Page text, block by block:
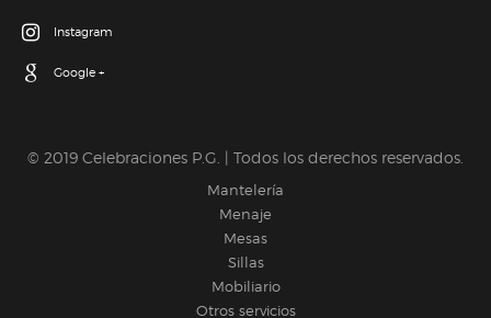
Instagram
Google +
© 2019 Celebraciones P.G. | Todos los derechos reservados.
Mantelería
Menaje
Mesas
Sillas
Mobiliario
Otros servicios